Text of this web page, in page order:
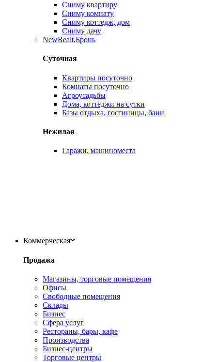
Сниму квартиру
Сниму комнату
Сниму коттедж, дом
Сниму дачу
NewRealt.Бронь
Суточная
Квартиры посуточно
Комнаты посуточно
Агроусадьбы
Дома, коттеджи на сутки
Базы отдыха, гостиницы, бани
Нежилая
Гаражи, машиноместа
Коммерческая
Продажа
Магазины, торговые помещения
Офисы
Свободные помещения
Склады
Бизнес
Сфера услуг
Рестораны, бары, кафе
Производства
Бизнес-центры
Торговые центры